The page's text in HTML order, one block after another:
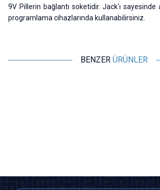
9V Pillerin bağlantı soketidir. Jack'ı
programlama cihazlarında kullanabilirsiniz.
BENZER ÜRÜNLER